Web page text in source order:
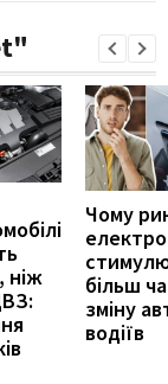
ніж
Чому
більш
зміну
водіїв